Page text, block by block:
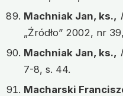
Machniak Jan, ks.,
„Źródło” 2002, nr
Machniak Jan, ks.,
7-8, s. 44.
Macharski